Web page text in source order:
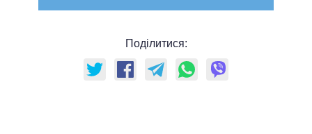
Поділитися: